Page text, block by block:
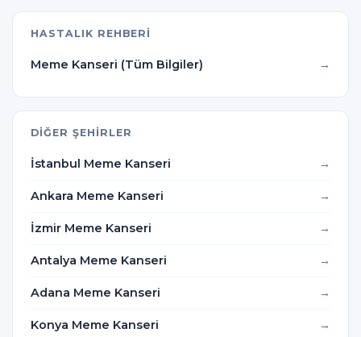
HASTALIK REHBERI
Meme Kanseri (Tüm Bilgiler)
DIĞER ŞEHIRLER
İstanbul Meme Kanseri
Ankara Meme Kanseri
İzmir Meme Kanseri
Antalya Meme Kanseri
Adana Meme Kanseri
Konya Meme Kanseri